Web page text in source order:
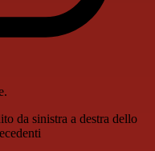
da sinistra a destra dello